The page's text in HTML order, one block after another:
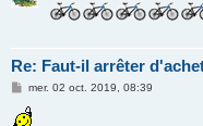
Re: Faut-il arrêter
M
s
mer. 02 oct. 2019, 08:39